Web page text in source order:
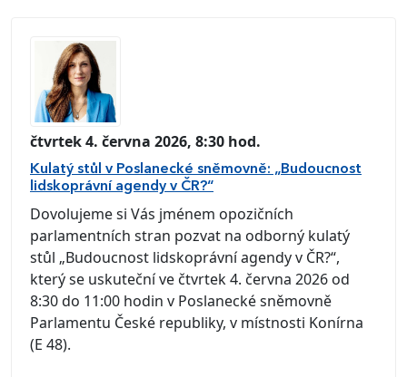
čtvrtek 4. června 2026, 8:30 hod.
Kulatý stůl v Poslanecké sněmovně: „Budoucnost
lidskoprávní agendy v ČR?“
Dovolujeme si Vás jménem opozičních
parlamentních stran pozvat na odborný kulatý
stůl „Budoucnost lidskoprávní agendy v ČR?“,
který se uskuteční ve čtvrtek 4. června 2026 od
8:30 do 11:00 hodin v Poslanecké sněmovně
Parlamentu České republiky, v místnosti Konírna
(E 48).